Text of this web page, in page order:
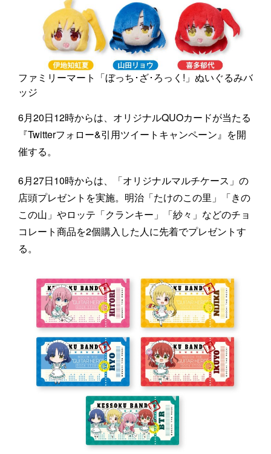
ファミリーマート「ぼっち･ざ･ろっく!」ぬいぐるみバ
ッジ
6月20日12時からは、オリジナルQUOカードが当たる
『Twitterフォロー&引用ツイートキャンペーン』を開
催する。
6月27日10時からは、「オリジナルマルチケース」の
店頭プレゼントを実施。明治「たけのこの里」「きの
この山」やロッテ「クランキー」「紗々」などのチョ
コレート商品を2個購入した人に先着でプレゼントす
る。